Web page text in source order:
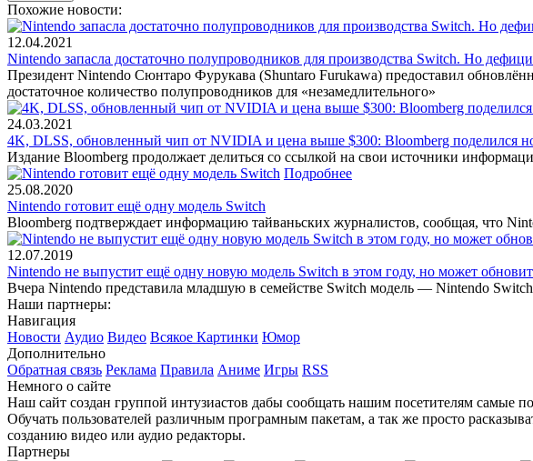
Похожие новости:
12.04.2021
Nintendo запасла достаточно полупроводников для производства Switch. Но
Президент Nintendo Сюнтаро Фурукава (Shuntaro Furukawa) предоставил
достаточное количество полупроводников для «незамедлительного»
24.03.2021
4K, DLSS, обновленный чип от NVIDIA и цена выше $300: Bloomberg поделился
Издание Bloomberg продолжает делиться со ссылкой на свои источники
Подробнее
25.08.2020
Nintendo готовит ещё одну модель Switch
Bloomberg подтверждает информацию тайваньских журналистов, сообщая, что
12.07.2019
Nintendo не выпустит ещё одну новую модель Switch в этом году, но может
Вчера Nintendo представила младшую в семействе Switch модель — Nintendo
Наши партнеры:
Навигация
Новости Аудио Видео Всякое Картинки Юмор
Дополнительно
Обратная связь Реклама Правила Аниме Игры RSS
Немного о сайте
Наш сайт создан группой интузиастов дабы сообщать нашим посетителям самые
Обучать пользователей различным програмным пакетам, а так же просто
созданию видео или аудио редакторы.
Партнеры